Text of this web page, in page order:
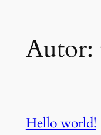
Autor:
Hello world!